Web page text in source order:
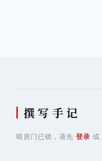
撰 写 手 记
暗房门已锁，请先 登录 或